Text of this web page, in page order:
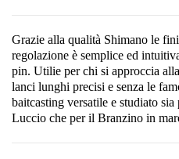
Grazie alla qualità Shimano le
regolazione è semplice ed
pin. Utilie per chi si approccia
lanci lunghi precisi e senza le
baitcasting versatile e studiato
Luccio che per il Branzino in